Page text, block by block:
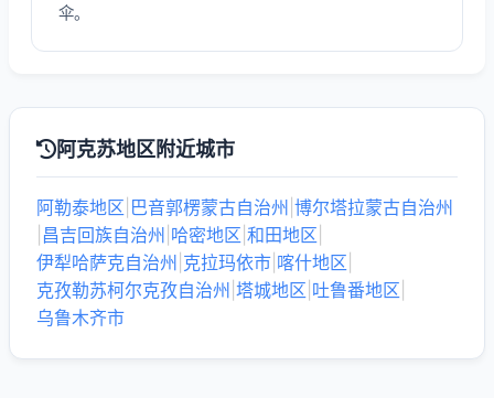
伞。
阿克苏地区附近城市
阿勒泰地区 巴音郭楞蒙古自治州 博尔塔拉蒙古自治州
昌吉回族自治州 哈密地区 和田地区
伊犁哈萨克自治州 克拉玛依市 喀什地区
克孜勒苏柯尔克孜自治州 塔城地区 吐鲁番地区
乌鲁木齐市